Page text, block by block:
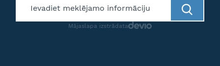
Mājaslapa izstrādata